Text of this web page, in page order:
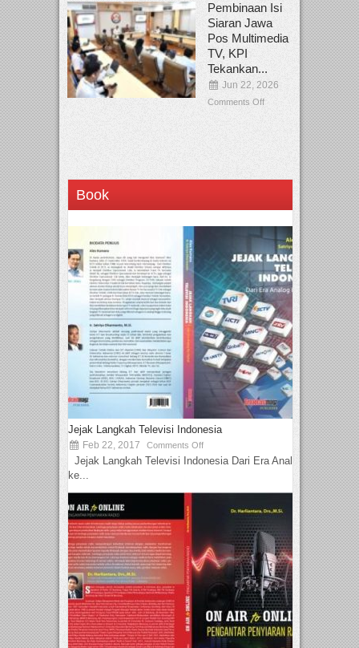
Pembinaan Isi
Siaran Jawa
Pos Multimedia
TV, KPI
Tekankan...
Jun 22, 2026
Comments Off
Book
Jejak Langkah Televisi Indonesia
Feb 22, 2017 Comments Off
Jejak Langkah Televisi Indonesia Dari Era Analog
ke...